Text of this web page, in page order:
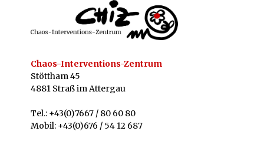
Chaos-Interventions-Zentrum
Stöttham 45
4881 Straß im Attergau
Tel.: +43(0)7667 / 80 60 80
Mobil: +43(0)676 / 54 12 687